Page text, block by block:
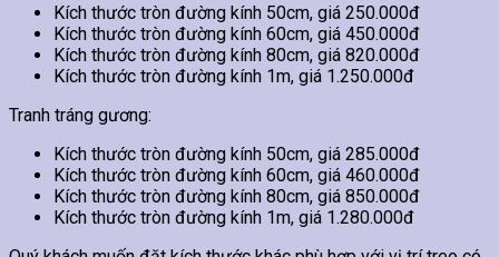
Kích thước tròn đường kính 50cm, giá 250.000đ
Kích thước tròn đường kính 60cm, giá 450.000đ
Kích thước tròn đường kính 80cm, giá 820.000đ
Kích thước tròn đường kính 1m, giá 1.250.000đ
Tranh tráng gương:
Kích thước tròn đường kính 50cm, giá 285.000đ
Kích thước tròn đường kính 60cm, giá 460.000đ
Kích thước tròn đường kính 80cm, giá 850.000đ
Kích thước tròn đường kính 1m, giá 1.280.000đ